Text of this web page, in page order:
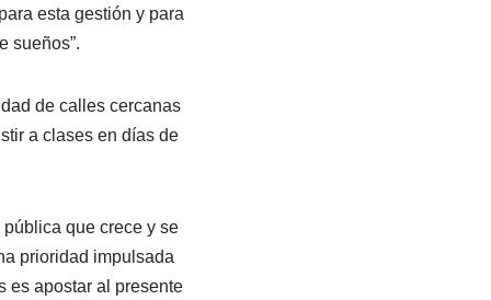
esta gestión y para
sueños”.
de calles cercanas
a clases en días de
que crece y se
prioridad impulsada
es apostar al presente